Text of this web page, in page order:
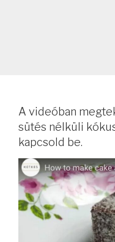
A videóban
sütés nélküli
kapcsold be.